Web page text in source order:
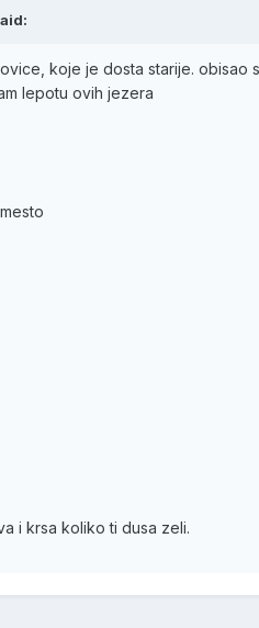
koje je dosta starije. obisao
lepotu ovih jezera
i krsa koliko ti dusa zeli.